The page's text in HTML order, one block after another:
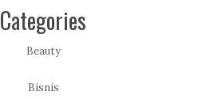
Categories
Beauty
Bisnis